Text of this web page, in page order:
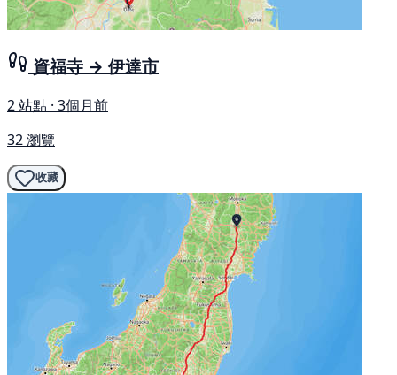
資福寺 → 伊達市
2 站點 · 3個月前
32 瀏覽
收藏